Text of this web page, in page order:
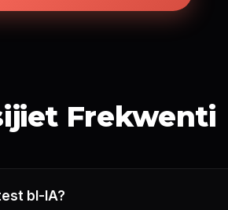
Frekwenti
bl-IA?